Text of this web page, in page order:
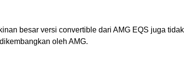
besar versi convertible dari AMG EQS juga
oleh AMG.